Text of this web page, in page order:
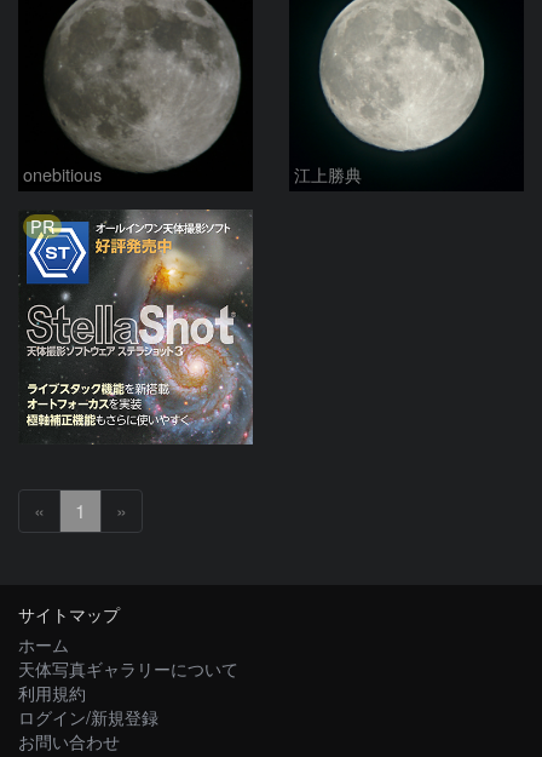
onebitious 江上勝典
PR
« 1 »
サイトマップ
ホーム
天体写真ギャラリーについて
利用規約
ログイン/新規登録
お問い合わせ